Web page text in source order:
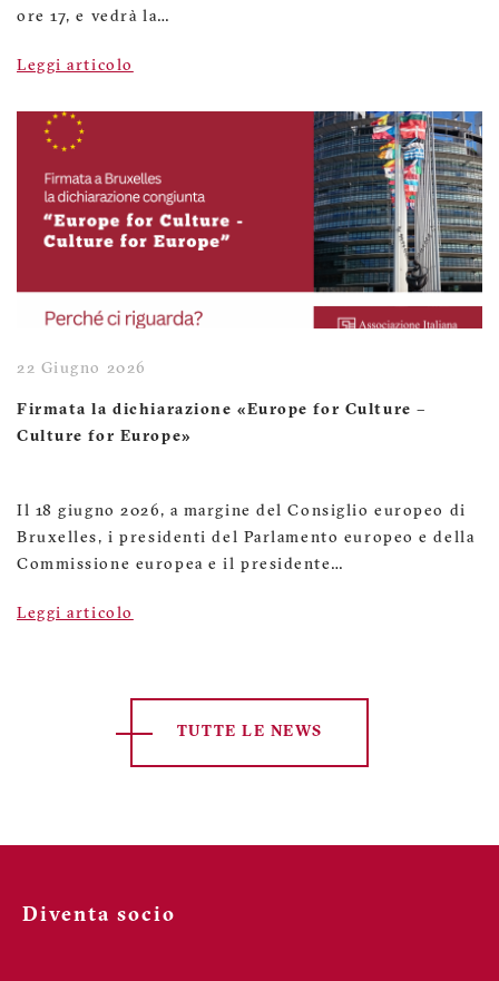
ore 17, e vedrà la…
Leggi articolo
22 Giugno 2026
Firmata la dichiarazione «Europe for Culture –
Culture for Europe»
Il 18 giugno 2026, a margine del Consiglio europeo di
Bruxelles, i presidenti del Parlamento europeo e della
Commissione europea e il presidente…
Leggi articolo
TUTTE LE NEWS
Diventa socio